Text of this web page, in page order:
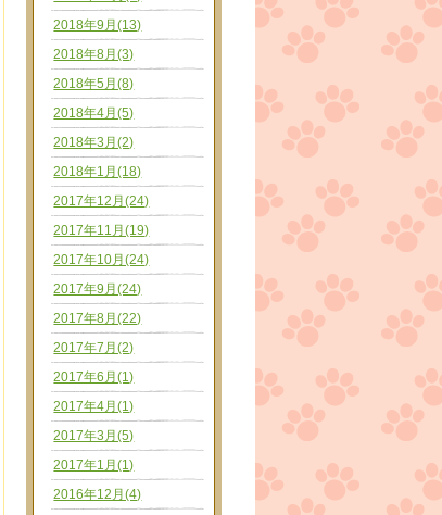
2018年9月(13)
2018年8月(3)
2018年5月(8)
2018年4月(5)
2018年3月(2)
2018年1月(18)
2017年12月(24)
2017年11月(19)
2017年10月(24)
2017年9月(24)
2017年8月(22)
2017年7月(2)
2017年6月(1)
2017年4月(1)
2017年3月(5)
2017年1月(1)
2016年12月(4)